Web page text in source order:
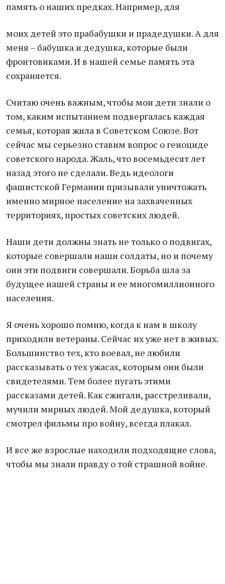
память о наших предках. Например, для
моих детей это прабабушки и прадедушки. А для
меня – бабушка и дедушка, которые были
фронтовиками. И в нашей семье память эта
сохраняется.
Считаю очень важным, чтобы мои дети знали о
том, каким испытанием подвергалась каждая
семья, которая жила в Советском Союзе. Вот
сейчас мы серьезно ставим вопрос о геноциде
советского народа. Жаль, что восемьдесят лет
назад этого не сделали. Ведь идеологи
фашистской Германии призывали уничтожать
именно мирное население на захваченных
территориях, простых советских людей.
Наши дети должны знать не только о подвигах,
которые совершали наши солдаты, но и почему
они эти подвиги совершали. Борьба шла за
будущее нашей страны и ее многомиллионного
населения.
Я очень хорошо помню, когда к нам в школу
приходили ветераны. Сейчас их уже нет в живых.
Большинство тех, кто воевал, не любили
рассказывать о тех ужасах, которым они были
свидетелями. Тем более пугать этими
рассказами детей. Как сжигали, расстреливали,
мучили мирных людей. Мой дедушка, который
смотрел фильмы про войну, всегда плакал.
И все же взрослые находили подходящие слова,
чтобы мы знали правду о той страшной войне.